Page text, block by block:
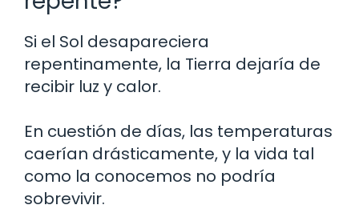
Si el Sol desapareciera
repentinamente, la Tierra dejaría de
recibir luz y calor.
En cuestión de días, las temperaturas
caerían drásticamente, y la vida tal
como la conocemos no podría
sobrevivir.